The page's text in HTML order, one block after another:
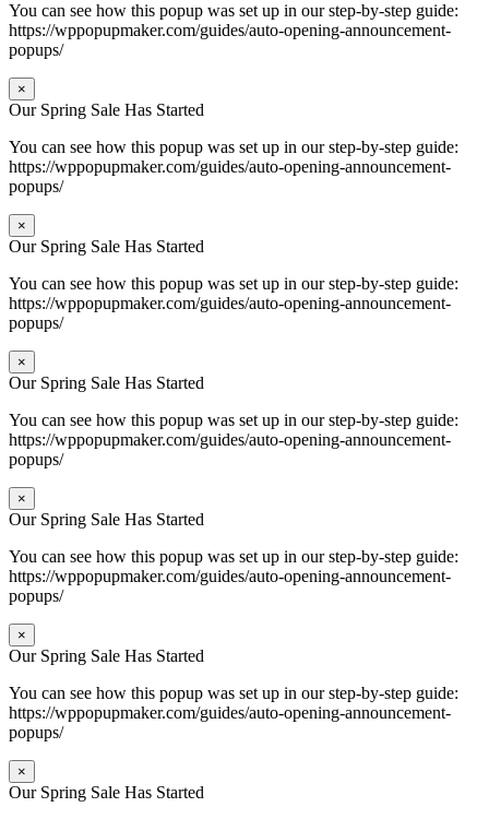
You can see how this popup was set up in our step-by-step guide:
https://wppopupmaker.com/guides/auto-opening-announcement-
popups/
×
Our Spring Sale Has Started
You can see how this popup was set up in our step-by-step guide:
https://wppopupmaker.com/guides/auto-opening-announcement-
popups/
×
Our Spring Sale Has Started
You can see how this popup was set up in our step-by-step guide:
https://wppopupmaker.com/guides/auto-opening-announcement-
popups/
×
Our Spring Sale Has Started
You can see how this popup was set up in our step-by-step guide:
https://wppopupmaker.com/guides/auto-opening-announcement-
popups/
×
Our Spring Sale Has Started
You can see how this popup was set up in our step-by-step guide:
https://wppopupmaker.com/guides/auto-opening-announcement-
popups/
×
Our Spring Sale Has Started
You can see how this popup was set up in our step-by-step guide:
https://wppopupmaker.com/guides/auto-opening-announcement-
popups/
×
Our Spring Sale Has Started